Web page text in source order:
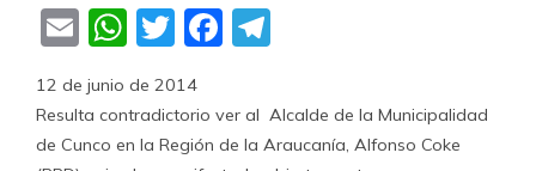
EmailWhatsApp
TwitterFacebook
12 de junio de 2014
Resulta contradictorio ver al Alcalde de la Municipalidad
de Cunco en la Región de la Araucanía, Alfonso Coke